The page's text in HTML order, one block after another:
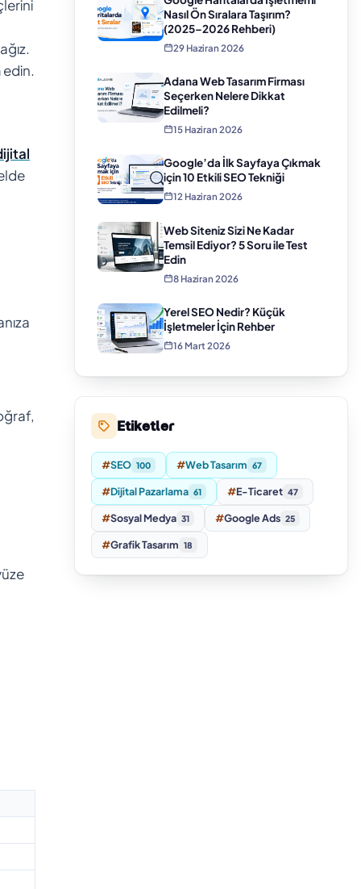
Nasıl Ön Sıralara Taşırım?
(2025–2026 Rehberi)
29 Haziran 2026
Adana Web Tasarım Firması
Seçerken Nelere Dikkat
Edilmeli?
15 Haziran 2026
Google’da İlk Sayfaya Çıkmak
için 10 Etkili SEO Tekniği
12 Haziran 2026
Web Siteniz Sizi Ne Kadar
Temsil Ediyor? 5 Soru ile Test
Edin
8 Haziran 2026
Yerel SEO Nedir? Küçük
İşletmeler İçin Rehber
16 Mart 2026
Etiketler
#SEO 100 #Web Tasarım 67
#Dijital Pazarlama 61 #E-Ticaret 47
#Sosyal Medya 31 #Google Ads 25
#Grafik Tasarım 18